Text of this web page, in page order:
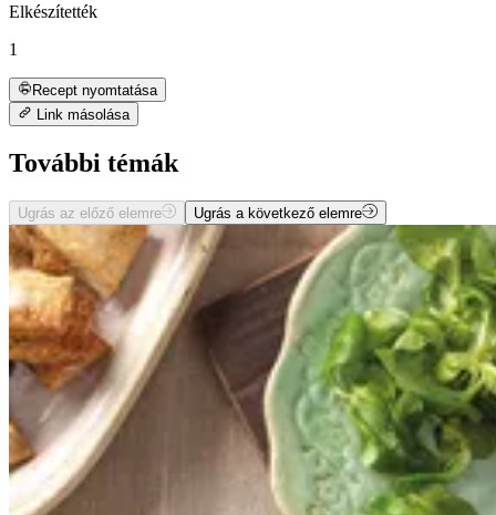
Elkészítették
1
Recept nyomtatása
Link másolása
További témák
Ugrás az előző elemre Ugrás a következő elemre